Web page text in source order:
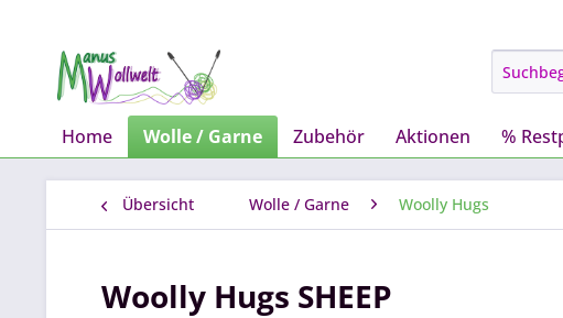
Home Wolle / Garne Zubehör Aktionen %
Übersicht Wolle / Garne Woolly Hugs
Woolly Hugs SHEEP